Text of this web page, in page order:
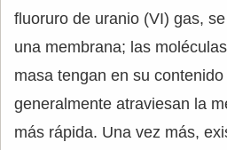
fluoruro de uranio (VI) gas,
una membrana; las
masa tengan en su
generalmente atraviesan la
más rápida. Una vez más,